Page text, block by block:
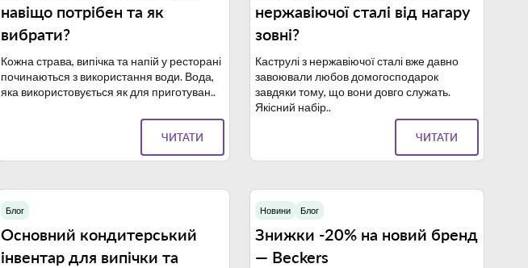
навіщо потрібен та як
вибрати?
Кожна страва, випічка та напій у ресторані
починаються з використання води. Вода,
яка використовується як для приготуван..
ЧИТАТИ
нержавіючої сталі від нагару
зовні?
Каструлі з нержавіючої сталі вже давно
завоювали любов домогосподарок
завдяки тому, що вони довго служать.
Якісний набір..
ЧИТАТИ
Блог
Основний кондитерський
інвентар для випічки та
Новини Блог
Знижки -20% на новий бренд
— Beckers